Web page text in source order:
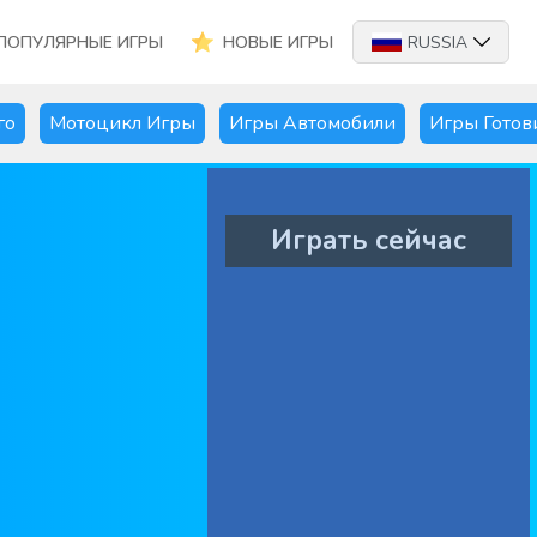
ИГРЫ НОВЫЕ ИГРЫ RUSSIA
Мотоцикл Игры Игры Автомобили Игры
Играть сейчас